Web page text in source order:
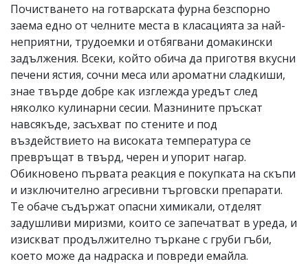
обиден
за
коментар,
моля
сигнализирайте
Почистването на готварската фурна безспорно
заема едно от челните места в класацията за най-
неприятни, трудоемки и отбягвани домакински
задължения. Всеки, който обича да приготвя вкусни
печени ястия, сочни меса или ароматни сладкиши,
знае твърде добре как изглежда уредът след
няколко кулинарни сесии. Мазнините пръскат
навсякъде, засъхват по стените и под
въздействието на високата температура се
превръщат в твърд, черен и упорит нагар.
Обикновено първата реакция е покупката на скъпи
и изключително агресивни търговски препарати.
Те обаче съдържат опасни химикали, отделят
задушливи миризми, които се запечатват в уреда, и
изискват продължително търкане с груби гъби,
което може да надраска и повреди емайла.